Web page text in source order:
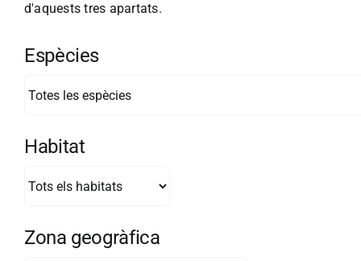
d'aquests tres apartats.
Espècies
Habitat
Zona geogràfica